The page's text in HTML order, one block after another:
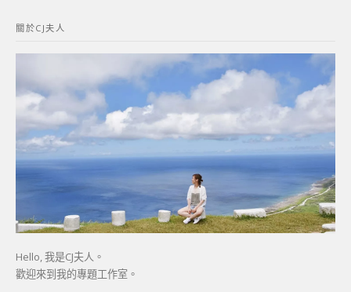
字:
關於CJ夫人
Hello, 我是CJ夫人。
歡迎來到我的專題工作室。